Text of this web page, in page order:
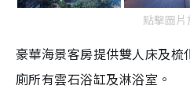
點擊圖片
豪華海景客房提供雙人床及梳
廁所有雲石浴缸及淋浴室。